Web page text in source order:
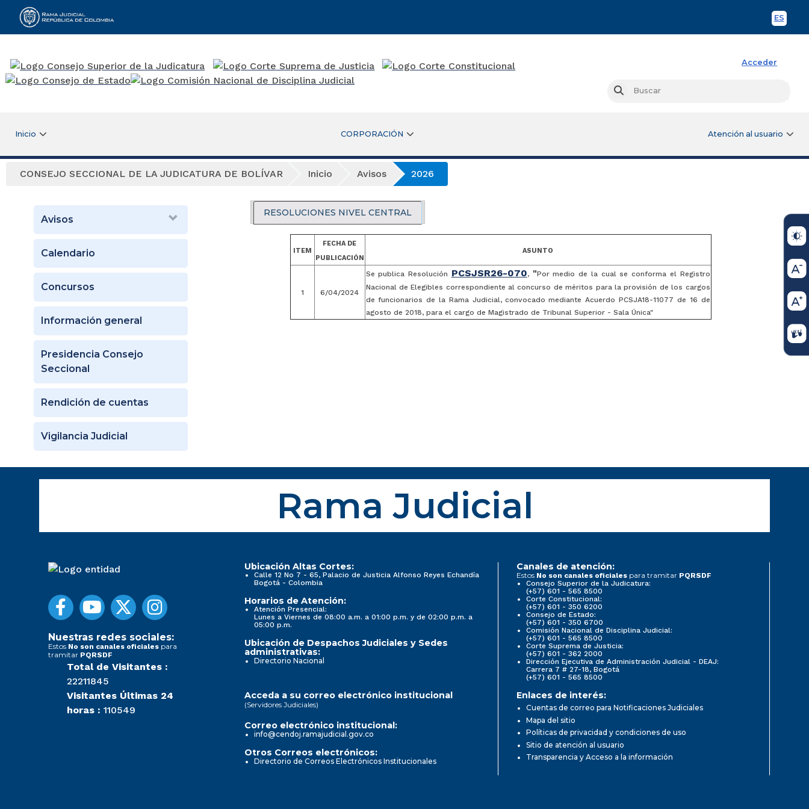
ES
Rama Judicial
Acceder
Buscar
Inicio CORPORACIÓN Atención al usuario
CONSEJO SECCIONAL DE LA JUDICATURA DE BOLÍVAR Inicio Avisos 2026
Avisos
Calendario
Concursos
Información general
Presidencia Consejo
Seccional
Rendición de cuentas
Vigilancia Judicial
RESOLUCIONES NIVEL CENTRAL
ITEM
FECHA DE
PUBLICACIÓN
ASUNTO
1 6/04/2024
Se publica Resolución PCSJSR26-070, "Por medio de la cual se conforma el Registro
Nacional de Elegibles correspondiente al concurso de méritos para la provisión de los cargos
de funcionarios de la Rama Judicial, convocado mediante Acuerdo PCSJA18-11077 de 16 de
agosto de 2018, para el cargo de Magistrado de Tribunal Superior - Sala Única"
Rama Judicial
Nuestras redes sociales:
Estos No son canales oficiales para
tramitar PQRSDF
Total de Visitantes :
22211845
Visitantes Últimas 24
horas : 110549
Ubicación Altas Cortes:
Calle 12 No 7 - 65, Palacio de Justicia Alfonso Reyes Echandía
Bogotá - Colombia
Horarios de Atención:
Atención Presencial:
Lunes a Viernes de 08:00 a.m. a 01:00 p.m. y de 02:00 p.m. a
05:00 p.m.
Ubicación de Despachos Judiciales y Sedes
administrativas:
Directorio Nacional
Canales de atención:
Estos No son canales oficiales para tramitar PQRSDF
Consejo Superior de la Judicatura:
(+57) 601 - 565 8500
Corte Constitucional:
(+57) 601 - 350 6200
Consejo de Estado:
(+57) 601 - 350 6700
Comisión Nacional de Disciplina Judicial:
(+57) 601 - 565 8500
Corte Suprema de Justicia:
(+57) 601 - 362 2000
Dirección Ejecutiva de Administración Judicial - DEAJ:
Carrera 7 # 27-18, Bogotá
(+57) 601 - 565 8500
Acceda a su correo electrónico institucional
(Servidores Judiciales)
Correo electrónico institucional:
info@cendoj.ramajudicial.gov.co
Otros Correos electrónicos:
Directorio de Correos Electrónicos Institucionales
Enlaces de interés:
Cuentas de correo para Notificaciones Judiciales
Mapa del sitio
Políticas de privacidad y condiciones de uso
Sitio de atención al usuario
Transparencia y Acceso a la información